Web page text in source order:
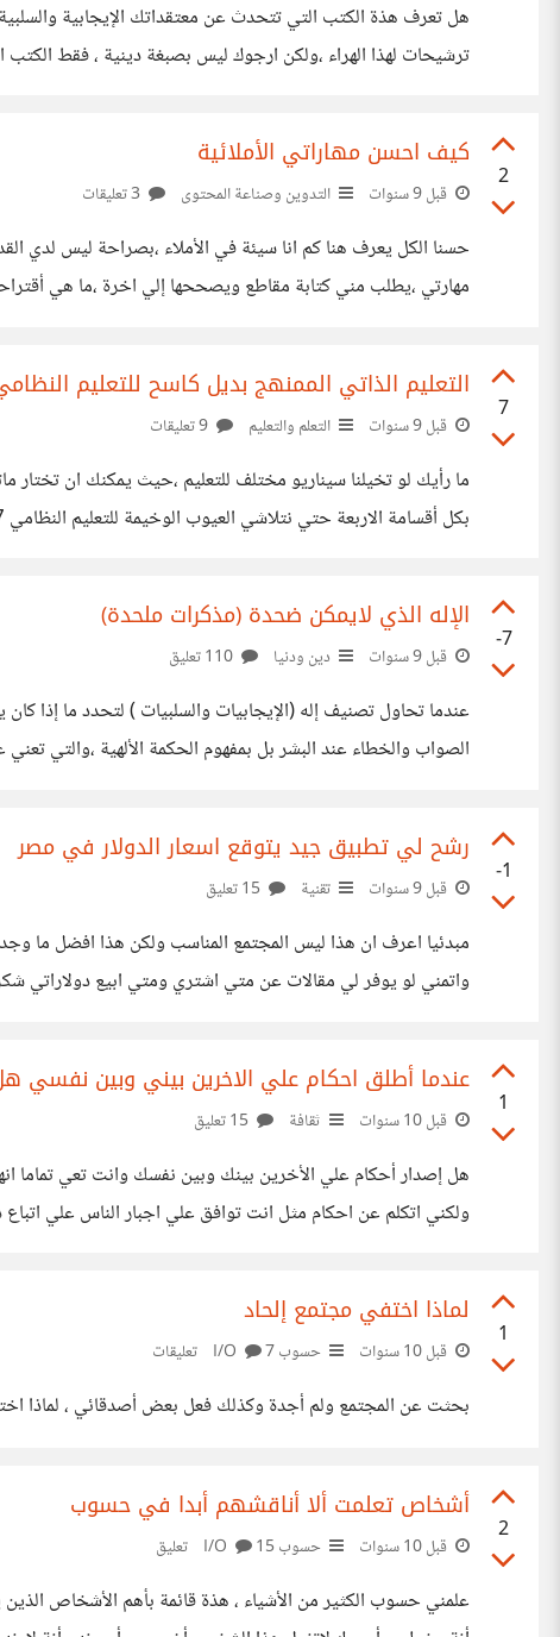
هل تعرف هذة الكتب التي تتحدث عن معتقداتك الإيجابية
ترشيحات لهذا الهراء ،ولكن ارجوك ليس بصبغة دينية ، فقط
2
كيف احسن مهاراتي الأملائية
قبل 9 سنوات التدوين وصناعة المحتوى
حسنا الكل يعرف هنا كم انا سيئة في الأملاء ،بصراحة ليس لدي
مهارتي ،يطلب مني كتابة مقاطع ويصححها إلي اخرة ،ما هي
7
التعليم الذاتي الممنهج بديل كاسح للتعليم
قبل 9 سنوات التعلم والتعليم
ما رأيك لو تخيلنا سيناريو مختلف للتعليم ،حيث يمكنك ان تختار
-7
الإله الذي لايمكن ضحدة (مذكرات ملحدة)
قبل 9 سنوات دين ودنيا
عندما تحاول تصنيف إله (الإيجابيات والسلبيات ) لتحدد ما إذا
الصواب والخطاء عند البشر بل بمفهوم الحكمة الألهية ،والتي
-1
رشح لي تطبيق جيد يتوقع اسعار الدولار في مصر
قبل 9 سنوات تقنية
مبدئيا اعرف ان هذا ليس المجتمع المناسب ولكن هذا افضل ما
واتمني لو يوفر لي مقالات عن متي اشتري ومتي ابيع دولاراتي
1
عندما أطلق احكام علي الاخرين بيني وبين نفسي
قبل 10 سنوات ثقافة
هل إصدار أحكام علي الأخرين بينك وبين نفسك وانت تعي تماما
ولكني اتكلم عن احكام مثل انت توافق علي اجبار الناس علي
1
لماذا اختفي مجتمع إلحاد
قبل 10 سنوات حسوب I/O7 تعليقات
بحثت عن المجتمع ولم أجدة وكذلك فعل بعض أصدقائي ، لماذا
2
أشخاص تعلمت ألا أناقشهم أبدا في حسوب
قبل 10 سنوات حسوب I/O 15 تعليق